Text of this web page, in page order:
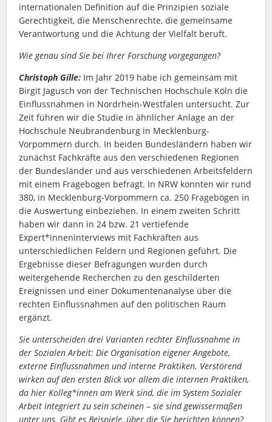
internationalen Definition auf die Prinzipien soziale
Gerechtigkeit, die Menschenrechte, die gemeinsame
Verantwortung und die Achtung der Vielfalt beruft.
Wie genau sind Sie bei Ihrer Forschung vorgegangen?
Christoph Gille: Im Jahr 2019 habe ich gemeinsam mit
Birgit Jagusch von der Technischen Hochschule Köln die
Einflussnahmen in Nordrhein-Westfalen untersucht. Zur
Zeit führen wir die Studie in ähnlicher Anlage an der
Hochschule Neubrandenburg in Mecklenburg-
Vorpommern durch. In beiden Bundesländern haben wir
zunächst Fachkräfte aus den verschiedenen Regionen
der Bundesländer und aus verschiedenen Arbeitsfeldern
mit einem Fragebogen befragt. In NRW konnten wir rund
380, in Mecklenburg-Vorpommern ca. 250 Fragebögen in
die Auswertung einbeziehen. In einem zweiten Schritt
haben wir dann in 24 bzw. 21 vertiefende
Expert*inneninterviews mit Fachkräften aus
unterschiedlichen Feldern und Regionen geführt. Die
Ergebnisse dieser Befragungen wurden durch
weitergehende Recherchen zu den geschilderten
Ereignissen und einer Dokumentenanalyse über die
rechten Einflussnahmen auf den politischen Raum
ergänzt.
Sie unterscheiden drei Varianten rechter Einflussnahme in
der Sozialen Arbeit: Die Organisation eigener Angebote,
externe Einflussnahmen und interne Praktiken. Verstörend
wirken auf den ersten Blick vor allem die internen Praktiken,
da hier Kolleg*innen am Werk sind, die im System Sozialer
Arbeit integriert zu sein scheinen – sie sind gewissermaßen
unter uns. Gibt es Beispiele, über die Sie berichten können?